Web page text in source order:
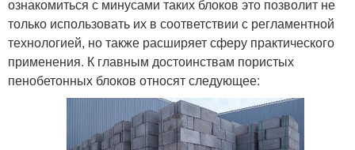
ознакомиться с минусами таких блоков это позволит не
только использовать их в соответствии с регламентной
технологией, но также расширяет сферу практического
применения. К главным достоинствам пористых
пенобетонных блоков относят следующее: